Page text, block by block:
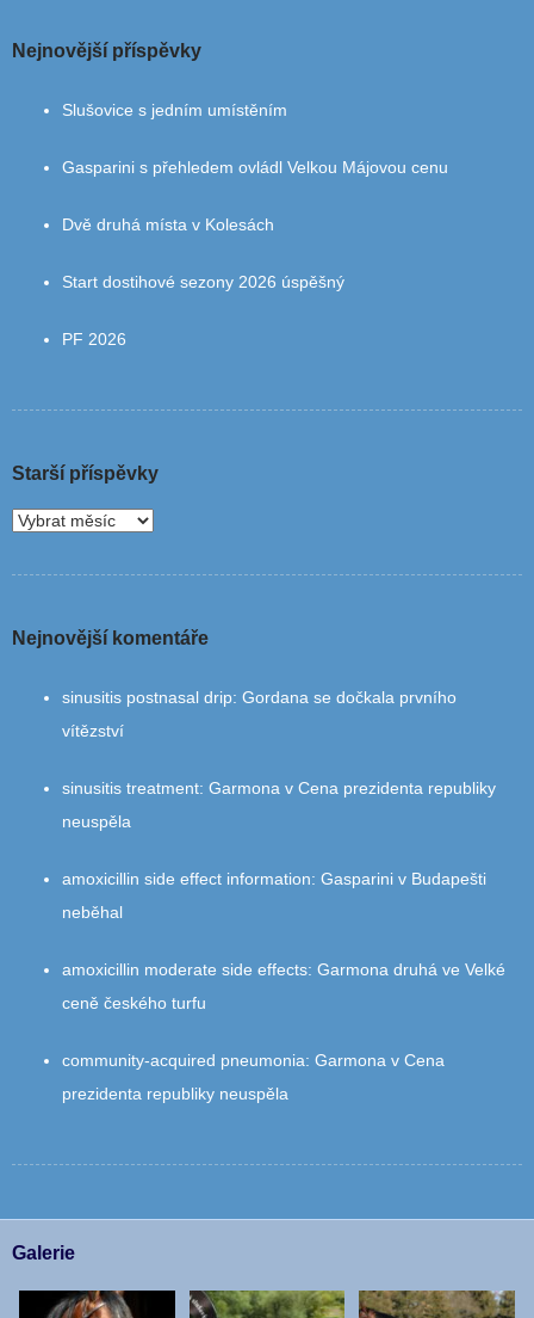
Nejnovější příspěvky
Slušovice s jedním umístěním
Gasparini s přehledem ovládl Velkou Májovou cenu
Dvě druhá místa v Kolesách
Start dostihové sezony 2026 úspěšný
PF 2026
Starší příspěvky
Nejnovější komentáře
sinusitis postnasal drip: Gordana se dočkala prvního
vítězství
sinusitis treatment: Garmona v Cena prezidenta republiky
neuspěla
amoxicillin side effect information: Gasparini v Budapešti
neběhal
amoxicillin moderate side effects: Garmona druhá ve Velké
ceně českého turfu
community‑acquired pneumonia: Garmona v Cena
prezidenta republiky neuspěla
Galerie